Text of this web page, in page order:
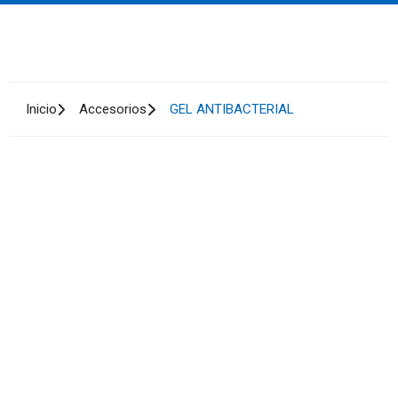
Inicio Accesorios GEL ANTIBACTERIAL